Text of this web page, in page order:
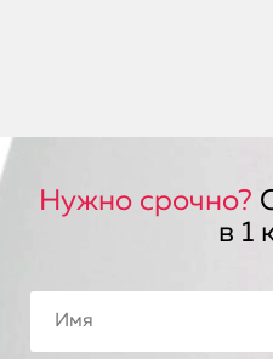
Нужно срочно?
в 1